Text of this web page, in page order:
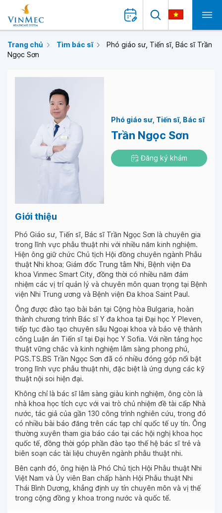
Trang chủ Tìm bác sĩ
Phó giáo sư, Tiến sĩ, Bác sĩ Trần
Ngọc Sơn
Phó giáo sư Tiến sĩ Bác sĩ
Trần Ngọc Sơn
Đăng ký khám
Giới thiệu
Phó Giáo sư, Tiến sĩ, Bác sĩ Trần Ngọc Sơn là chuyên gia
trong lĩnh vực phẫu thuật nhi với nhiều năm kinh nghiệm.
Hiện ông giữ chức Chủ tịch Hội đồng chuyên ngành Phẫu
thuật Nhi khoa; Giám đốc Trung tâm Nhi, Bệnh viện Đa
khoa Vinmec Smart City, đồng thời có nhiều năm đảm
nhiệm các vị trí quản lý và chuyên môn quan trọng tại Bệnh
viện Nhi Trung ương và Bệnh viện Đa khoa Saint Paul.
Ông được đào tạo bài bản tại Cộng hòa Bulgaria, hoàn
thành chương trình Bác sĩ Y đa khoa tại Đại học Y Pleven,
tiếp tục đào tạo chuyên sâu Ngoại khoa và bảo vệ thành
công Luận án Tiến sĩ tại Đại học Y Sofia. Với nền tảng học
thuật vững chắc và kinh nghiệm lâm sàng phong phú,
PGS.TS.BS Trần Ngọc Sơn đã có nhiều đóng góp nổi bật
trong lĩnh vực phẫu thuật nhi, đặc biệt là ứng dụng các kỹ
thuật nội soi hiện đại.
Không chỉ là bác sĩ lâm sàng giàu kinh nghiệm, ông còn là
nhà khoa học tích cực với vai trò chủ nhiệm đề tài cấp Nhà
nước, tác giả của gần 130 công trình nghiên cứu, trong đó
có nhiều bài báo đăng trên các tạp chí quốc tế uy tín. Ông
thường xuyên tham gia báo cáo tại các hội nghị khoa học
quốc tế, đồng thời góp phần đào tạo thế hệ bác sĩ trẻ và
biên soạn các tài liệu chuyên ngành phẫu thuật nhi.
Bên cạnh đó, ông hiện là Phó Chủ tịch Hội Phẫu thuật Nhi
Việt Nam và Ủy viên Ban chấp hành Hội Phẫu thuật Nhi
Thái Bình Dương, khẳng định uy tín chuyên môn và vị thế
trong cộng đồng y khoa trong nước và quốc tế.